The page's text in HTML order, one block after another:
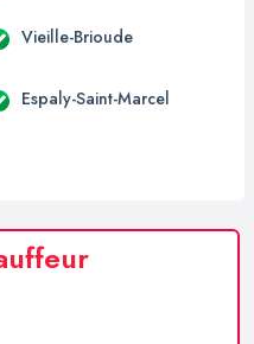
Vieille-Brioude
Espaly-Saint-Marcel